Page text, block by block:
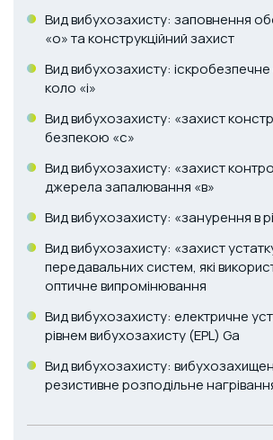
Вид вибухозахисту: заповнення
«о» та конструкційний захист
Вид вибухозахисту:
коло «i»
Вид вибухозахисту: «захист
безпекою «с»
Вид вибухозахисту: «захист
джерела запалювання «в»
Вид вибухозахисту: «занурення в
Вид вибухозахисту: «захист
передавальних систем, які
оптичне випромінювання
Вид вибухозахисту: електричне
рівнем вибухозахисту (EPL) Ga
Вид вибухозахисту:
резистивне розподільне